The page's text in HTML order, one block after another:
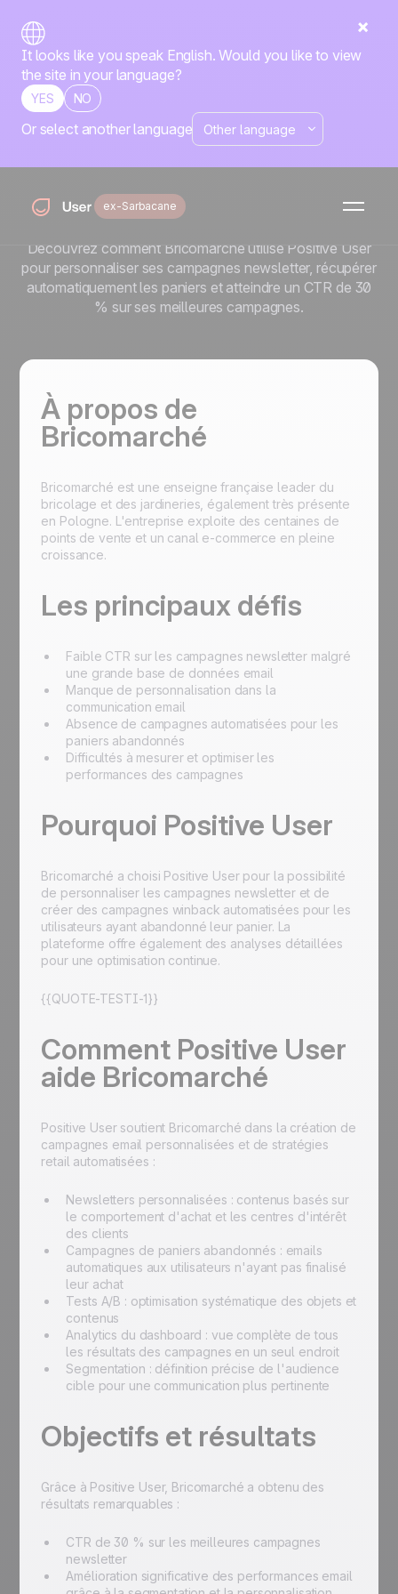
It looks like you speak English. Would you like to view
the site in your language?
YES NO
Or select another language
ex-Sarbacane
Comment Bricomarché
atteint 30 % de CTR avec
ses automations retail
personnalisées
Découvrez comment Bricomarché utilise Positive User
pour personnaliser ses campagnes newsletter, récupérer
automatiquement les paniers et atteindre un CTR de 30
% sur ses meilleures campagnes.
À propos de
Bricomarché
Bricomarché est une enseigne française leader du
bricolage et des jardineries, également très présente
en Pologne. L'entreprise exploite des centaines de
points de vente et un canal e-commerce en pleine
croissance.
Les principaux défis
Faible CTR sur les campagnes newsletter malgré
une grande base de données email
Manque de personnalisation dans la
communication email
Absence de campagnes automatisées pour les
paniers abandonnés
Difficultés à mesurer et optimiser les
performances des campagnes
Pourquoi Positive User
Bricomarché a choisi Positive User pour la possibilité
de personnaliser les campagnes newsletter et de
créer des campagnes winback automatisées pour les
utilisateurs ayant abandonné leur panier. La
plateforme offre également des analyses détaillées
pour une optimisation continue.
{{QUOTE-TESTI-1}}
Comment Positive User
aide Bricomarché
Positive User soutient Bricomarché dans la création de
campagnes email personnalisées et de stratégies
retail automatisées :
Newsletters personnalisées : contenus basés sur
le comportement d'achat et les centres d'intérêt
des clients
Campagnes de paniers abandonnés : emails
automatiques aux utilisateurs n'ayant pas finalisé
leur achat
Tests A/B : optimisation systématique des objets et
contenus
Analytics du dashboard : vue complète de tous
les résultats des campagnes en un seul endroit
Segmentation : définition précise de l'audience
cible pour une communication plus pertinente
Objectifs et résultats
Grâce à Positive User, Bricomarché a obtenu des
résultats remarquables :
CTR de 30 % sur les meilleures campagnes
newsletter
Amélioration significative des performances email